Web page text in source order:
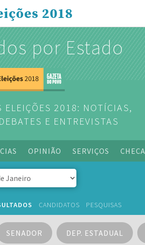
2018
por Estado
ELEIÇÕES 2018: NOTÍCIAS,
E ENTREVISTAS
OPINIÃO SERVIÇOS
CANDIDATOS PESQUISAS
SENADOR DEP. ESTADUAL